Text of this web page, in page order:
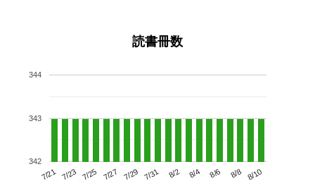
読書冊数
7/21 7/23 7/25 7/27 7/29 7/31 8/2 8/4 8/6 8/8 8/10
342
343
344